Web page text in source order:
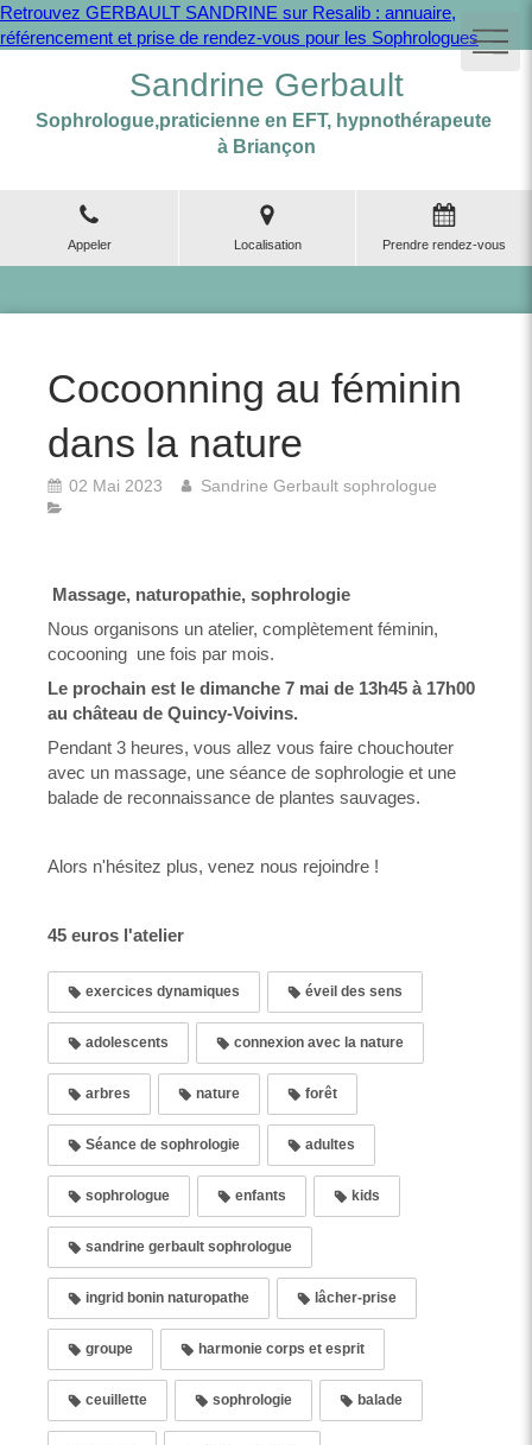
Retrouvez GERBAULT SANDRINE sur Resalib : annuaire,
référencement et prise de rendez-vous pour les Sophrologues
Sandrine Gerbault
Sophrologue,praticienne en EFT, hypnothérapeute
à Briançon
Appeler Localisation Prendre rendez-vous
Cocoonning au féminin
dans la nature
02 Mai 2023 Sandrine Gerbault sophrologue
Massage, naturopathie, sophrologie
Nous organisons un atelier, complètement féminin,
cocooning une fois par mois.
Le prochain est le dimanche 7 mai de 13h45 à 17h00
au château de Quincy-Voivins.
Pendant 3 heures, vous allez vous faire chouchouter
avec un massage, une séance de sophrologie et une
balade de reconnaissance de plantes sauvages.
Alors n'hésitez plus, venez nous rejoindre !
45 euros l'atelier
exercices dynamiques éveil des sens
adolescents connexion avec la nature
arbres nature forêt
Séance de sophrologie adultes
sophrologue enfants kids
sandrine gerbault sophrologue
ingrid bonin naturopathe lâcher-prise
groupe harmonie corps et esprit
ceuillette sophrologie balade